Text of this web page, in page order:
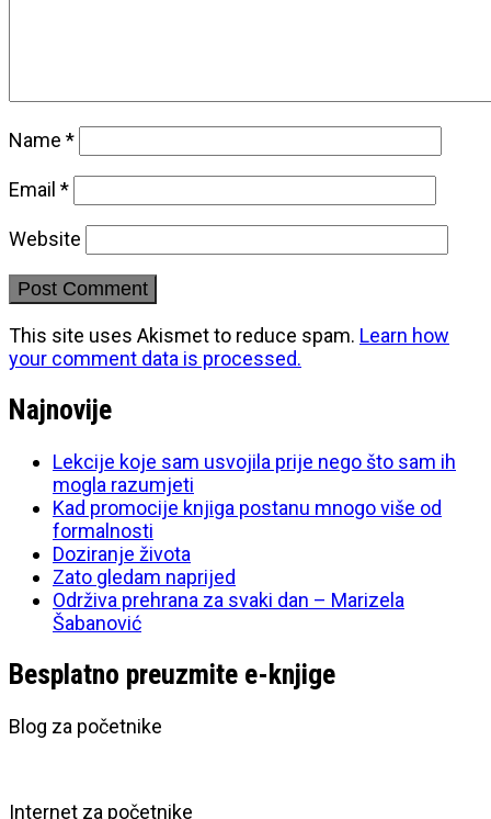
Name *
Email *
Website
This site uses Akismet to reduce spam. Learn how
your comment data is processed.
Najnovije
Lekcije koje sam usvojila prije nego što sam ih
mogla razumjeti
Kad promocije knjiga postanu mnogo više od
formalnosti
Doziranje života
Zato gledam naprijed
Održiva prehrana za svaki dan – Marizela
Šabanović
Besplatno preuzmite e-knjige
Blog za početnike
Internet za početnike